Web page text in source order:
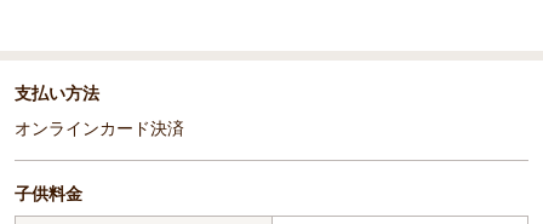
支払い方法
オンラインカード決済
子供料金